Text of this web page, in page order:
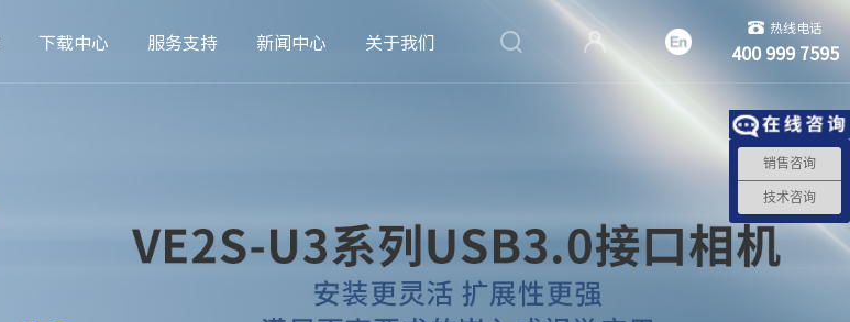
下载中心 服务支持 新闻中心 关于我们
热线电话
400 999 7595
销售咨询
技术咨询